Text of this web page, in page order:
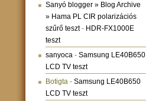
Sanyó blogger » Blog Archive
» Hama PL CIR polarizációs
szűrő teszt- HDR-FX1000E
teszt
sanyoca - Samsung LE40B650
LCD TV teszt
Botigta - Samsung LE40B650
LCD TV teszt